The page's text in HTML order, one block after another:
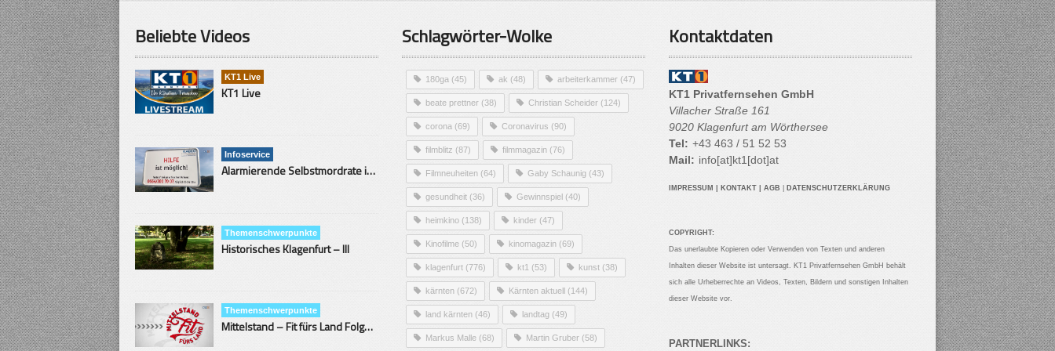
Beliebte Videos
KT1 Live
KT1 Live
Infoservice
Alarmierende Selbstmordrate in Kärnten
Themenschwerpunkte
Historisches Klagenfurt – III
Themenschwerpunkte
Mittelstand – Fit fürs Land Folge 9- Konditor
Schlagwörter-Wolke
180ga (45) ak (48) arbeiterkammer (47)
beate prettner (38) Christian Scheider (124)
corona (69) Coronavirus (90)
filmblitz (87) filmmagazin (76)
Filmneuheiten (64) Gaby Schaunig (43)
gesundheit (36) Gewinnspiel (40)
heimkino (138) kinder (47)
Kinofilme (50) kinomagazin (69)
klagenfurt (776) kt1 (53) kunst (38)
kärnten (672) Kärnten aktuell (144)
land kärnten (46) landtag (49)
Markus Malle (68) Martin Gruber (58)
Kontaktdaten
KT1 Privatfernsehen GmbH
Villacher Straße 161
9020 Klagenfurt am Wörthersee
Tel: +43 463 / 51 52 53
Mail: info[at]kt1[dot]at
IMPRESSUM KONTAKT AGB DATENSCHUTZERKLÄRUNG
COPYRIGHT:
Das unerlaubte Kopieren oder Verwenden von Texten und anderen
Inhalten dieser Website ist untersagt. KT1 Privatfernsehen GmbH behält
sich alle Urheberrechte an Videos, Texten, Bildern und sonstigen Inhalten
dieser Website vor.
PARTNERLINKS: